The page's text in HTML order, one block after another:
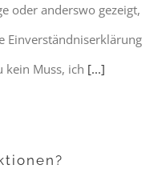
oder anderswo gezeigt,
Einverständniserklärung
kein Muss, ich [...]